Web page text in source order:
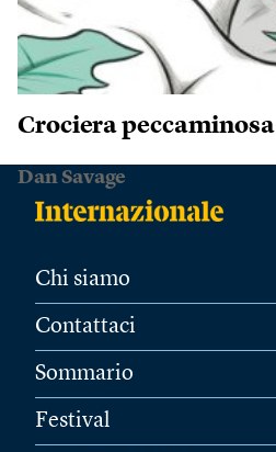
Crociera peccaminosa
Dan Savage
Chi siamo
Contattaci
Sommario
Festival